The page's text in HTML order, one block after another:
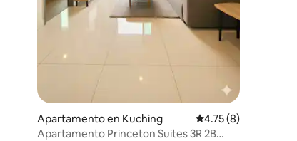
Apartamento en Kuching Calificación
4.75 (8)
Apartamento Princeton Suites 3R 2B